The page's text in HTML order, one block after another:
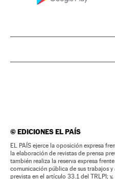
©EDICIONES EL PAÍS
EL PAÍS ejerce la oposición expresa
la elaboración de revistas de prensa
también realiza la reserva expresa
comunicación pública de sus trabajos
prevista en el artículo 33.1 del TRLPI;